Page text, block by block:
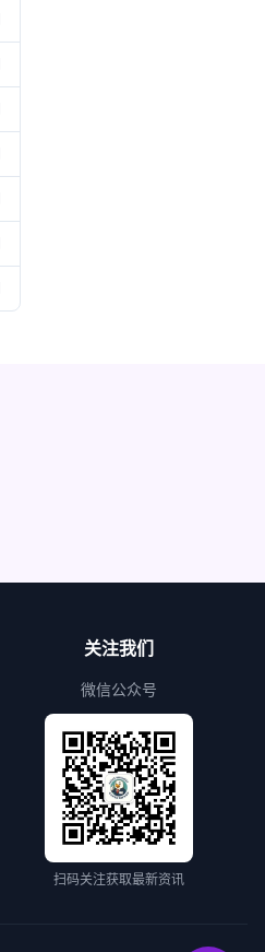
关注我们
微信公众号
扫码关注获取最新资讯